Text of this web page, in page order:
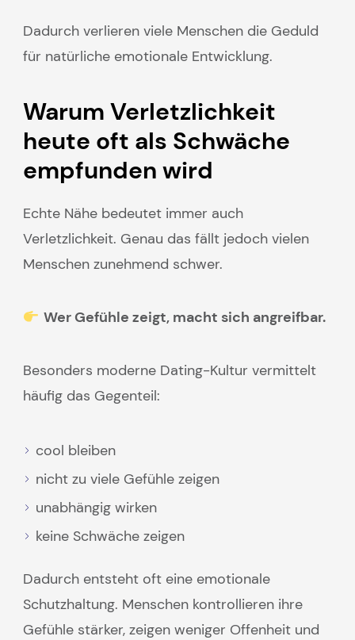
Dadurch verlieren viele Menschen die Geduld
für natürliche emotionale Entwicklung.
Warum Verletzlichkeit
heute oft als Schwäche
empfunden wird
Echte Nähe bedeutet immer auch
Verletzlichkeit. Genau das fällt jedoch vielen
Menschen zunehmend schwer.
Wer Gefühle zeigt, macht sich angreifbar.
Besonders moderne Dating-Kultur vermittelt
häufig das Gegenteil:
cool bleiben
nicht zu viele Gefühle zeigen
unabhängig wirken
keine Schwäche zeigen
Dadurch entsteht oft eine emotionale
Schutzhaltung. Menschen kontrollieren ihre
Gefühle stärker, zeigen weniger Offenheit und